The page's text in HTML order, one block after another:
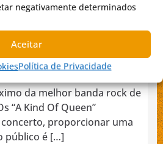
negativamente determinados
Aceitar
Política de Privacidade
Of Queen são uma Banda
aos QueenUma produção
na dinâmica dos Queen,
da melhor banda rock de
“A Kind Of Queen”
proporcionar uma
público é […]